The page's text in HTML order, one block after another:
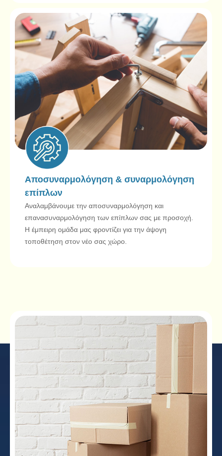
Αποσυναρμολόγηση & συναρμολόγηση
επίπλων
Αναλαμβάνουμε την αποσυναρμολόγηση και
επανασυναρμολόγηση των επίπλων σας με προσοχή.
Η έμπειρη ομάδα μας φροντίζει για την άψογη
τοποθέτηση στον νέο σας χώρο.